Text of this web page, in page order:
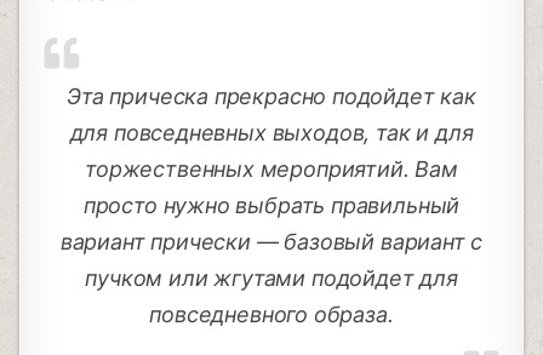
Эта прическа прекрасно подойдет как
для повседневных выходов, так и для
торжественных мероприятий. Вам
просто нужно выбрать правильный
вариант прически — базовый вариант с
пучком или жгутами подойдет для
повседневного образа.